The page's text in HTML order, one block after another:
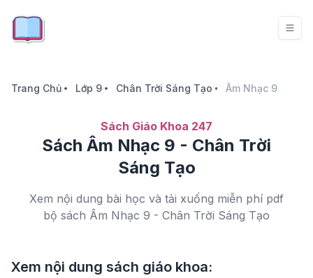
Trang Chủ Lớp 9 Chân Trời Sáng Tạo Âm Nhạc 9
Sách Giáo Khoa 247
Sách Âm Nhạc 9 - Chân Trời
Sáng Tạo
Xem nội dung bài học và tải xuống miễn phí pdf
bộ sách Âm Nhạc 9 - Chân Trời Sáng Tạo
Xem nội dung sách giáo khoa: